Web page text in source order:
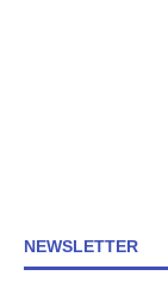
NEWSLETTER